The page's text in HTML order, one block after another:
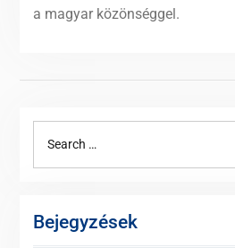
a magyar közönséggel.
Bejegyzések